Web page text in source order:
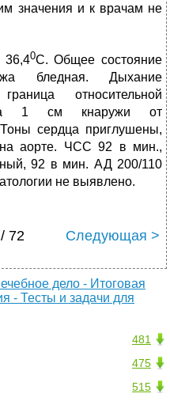
значения и к врачам не
36,40С. Общее состояние
бледная. Дыхание
относительной
на 1 см кнаружи от
сердца приглушены,
на аорте. ЧСС 92 в мин.,
92 в мин. АД 200/110
не выявлено.
72 Следующая >
дело - Итоговая
- Тесты и задачи для
481
475
515